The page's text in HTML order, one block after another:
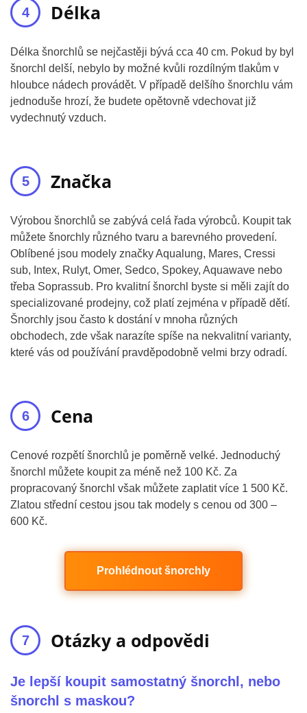
Délka
Délka šnorchlů se nejčastěji bývá cca 40 cm. Pokud by byl
šnorchl delší, nebylo by možné kvůli rozdílným tlakům v
hloubce nádech provádět. V případě delšího šnorchlu vám
jednoduše hrozí, že budete opětovně vdechovat již
vydechnutý vzduch.
Značka
Výrobou šnorchlů se zabývá celá řada výrobců. Koupit tak
můžete šnorchly různého tvaru a barevného provedení.
Oblíbené jsou modely značky Aqualung, Mares, Cressi
sub, Intex, Rulyt, Omer, Sedco, Spokey, Aquawave nebo
třeba Soprassub. Pro kvalitní šnorchl byste si měli zajít do
specializované prodejny, což platí zejména v případě dětí.
Šnorchly jsou často k dostání v mnoha různých
obchodech, zde však narazíte spíše na nekvalitní varianty,
které vás od používání pravděpodobně velmi brzy odradí.
Cena
Cenové rozpětí šnorchlů je poměrně velké. Jednoduchý
šnorchl můžete koupit za méně než 100 Kč. Za
propracovaný šnorchl však můžete zaplatit více 1 500 Kč.
Zlatou střední cestou jsou tak modely s cenou od 300 –
600 Kč.
Prohlédnout šnorchly
Otázky a odpovědi
Je lepší koupit samostatný šnorchl, nebo
šnorchl s maskou?